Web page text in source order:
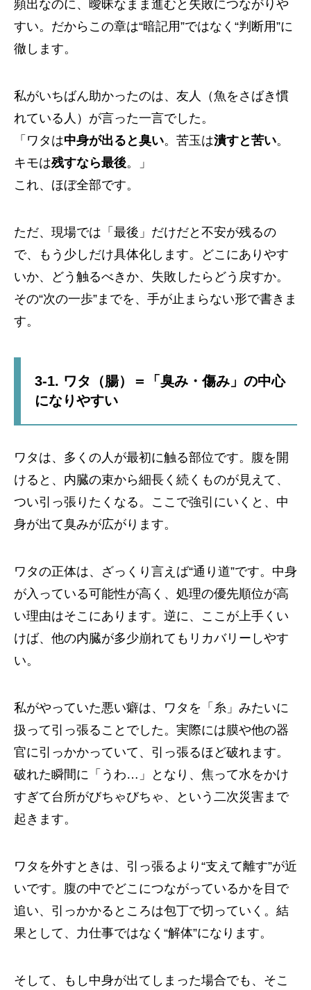
頻出なのに、曖昧なまま進むと失敗につながりや
すい。だからこの章は“暗記用”ではなく“判断用”に
徹します。
私がいちばん助かったのは、友人（魚をさばき慣
れている人）が言った一言でした。
「ワタは中身が出ると臭い。苦玉は潰すと苦い。
キモは残すなら最後。」
これ、ほぼ全部です。
ただ、現場では「最後」だけだと不安が残るの
で、もう少しだけ具体化します。どこにありやす
いか、どう触るべきか、失敗したらどう戻すか。
その“次の一歩”までを、手が止まらない形で書きま
す。
3-1. ワタ（腸）＝「臭み・傷み」の中心
になりやすい
ワタは、多くの人が最初に触る部位です。腹を開
けると、内臓の束から細長く続くものが見えて、
つい引っ張りたくなる。ここで強引にいくと、中
身が出て臭みが広がります。
ワタの正体は、ざっくり言えば“通り道”です。中身
が入っている可能性が高く、処理の優先順位が高
い理由はそこにあります。逆に、ここが上手くい
けば、他の内臓が多少崩れてもリカバリーしやす
い。
私がやっていた悪い癖は、ワタを「糸」みたいに
扱って引っ張ることでした。実際には膜や他の器
官に引っかかっていて、引っ張るほど破れます。
破れた瞬間に「うわ…」となり、焦って水をかけ
すぎて台所がびちゃびちゃ、という二次災害まで
起きます。
ワタを外すときは、引っ張るより“支えて離す”が近
いです。腹の中でどこにつながっているかを目で
追い、引っかかるところは包丁で切っていく。結
果として、力仕事ではなく“解体”になります。
そして、もし中身が出てしまった場合でも、そこ